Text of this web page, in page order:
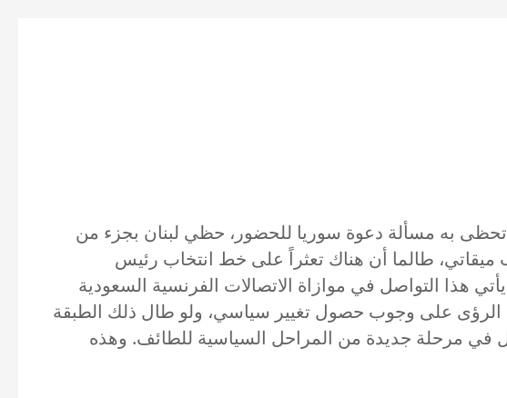
تحظى به مسألة دعوة سوريا للحضور، حظي لبنان بجزء من
ميقاتي، طالما أن هناك تعثراً على خط انتخاب رئيس
هذا التواصل في موازاة الاتصالات الفرنسية السعودية
الرؤى على وجوب حصول تغيير سياسي، ولو طال ذلك الطبقة
في مرحلة جديدة من المراحل السياسية للطائف. وهذه